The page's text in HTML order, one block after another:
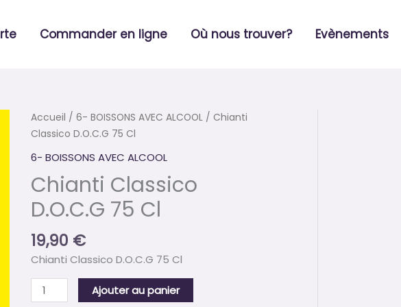
Commander en ligne Où nous trouver? Evènements
Accueil / 6- BOISSONS AVEC ALCOOL/ Chianti
Classico D.O.C.G 75 Cl
6- BOISSONS AVEC ALCOOL
Chianti Classico
D.O.C.G 75 Cl
19,90 €
Chianti Classico D.O.C.G 75 Cl
quantité
de
D.O.C.G
75
Cl
Ajouter au panier